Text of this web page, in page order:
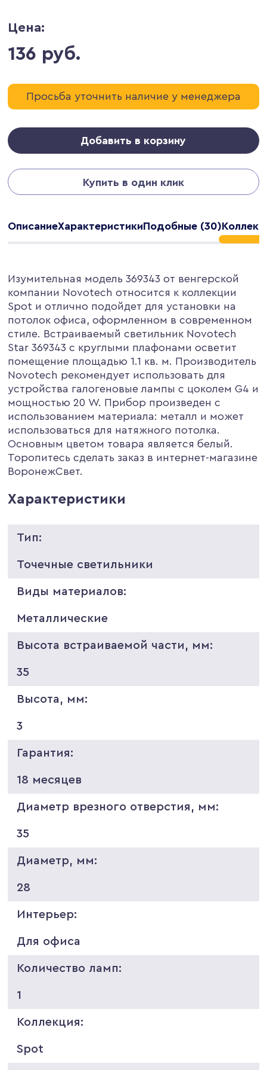
Цена:
136 руб.
Просьба уточнить наличие у менеджера
Добавить в корзину
Купить в один клик
ОписаниеХарактеристикиПодобные (30)
Изумительная модель 369343 от венгерской
компании Novotech относится к коллекции
Spot и отлично подойдет для установки на
потолок офиса, оформленном в современном
стиле. Встраиваемый светильник Novotech
Star 369343 с круглыми плафонами осветит
помещение площадью 1.1 кв. м. Производитель
Novotech рекомендует использовать для
устройства галогеновые лампы с цоколем G4 и
мощностью 20 W. Прибор произведен с
использованием материала: металл и может
использоваться для натяжного потолка.
Основным цветом товара является белый.
Торопитесь сделать заказ в интернет-магазине
ВоронежСвет.
Характеристики
Тип:
Точечные светильники
Виды материалов:
Металлические
Высота встраиваемой части, мм:
35
Высота, мм:
3
Гарантия:
18 месяцев
Диаметр врезного отверстия, мм:
35
Диаметр, мм:
28
Интерьер:
Для офиса
Количество ламп:
1
Коллекция:
Spot